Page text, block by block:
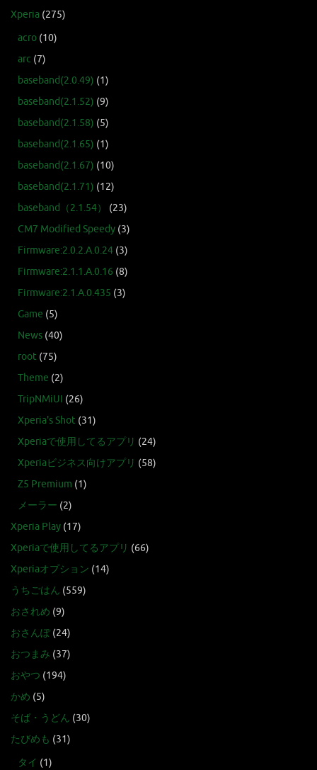
Xperia (275)
acro (10)
arc (7)
baseband(2.0.49) (1)
baseband(2.1.52) (9)
baseband(2.1.58) (5)
baseband(2.1.65) (1)
baseband(2.1.67) (10)
baseband(2.1.71) (12)
baseband（2.1.54）
(23)
CM7 Modified Speedy (3)
Firmware:2.0.2.A.0.24 (3)
Firmware:2.1.1.A.0.16 (8)
Firmware:2.1.A.0.435 (3)
Game (5)
News (40)
root (75)
Theme (2)
TripNMiUI (26)
Xperia's Shot (31)
Xperiaで使用してるアプリ (24)
Xperiaビジネス向けアプリ (58)
Z5 Premium (1)
メーラー (2)
Xperia Play (17)
Xperiaで使用してるアプリ (66)
Xperiaオプション (14)
うちごはん (559)
おされめ (9)
おさんぽ(24)
おつまみ (37)
おやつ (194)
かめ (5)
そば・うどん (30)
たびめも (31)
タイ (1)